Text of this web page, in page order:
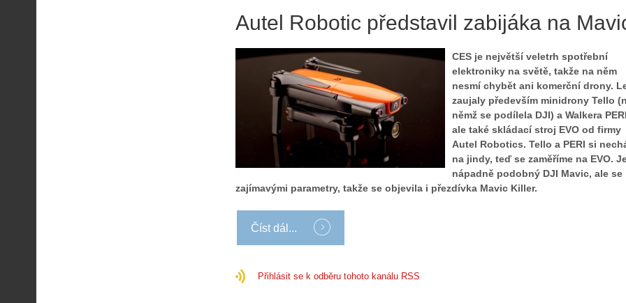
Autel Robotic představil zabijáka na
CES je největší veletrh spotřební
elektroniky na světě, takže na něm
nesmí chybět ani komerční drony.
zaujaly především minidrony Tello
němž se podílela DJI) a Walkera
ale také skládací stroj EVO od firmy
Autel Robotics. Tello a PERI si
na jindy, teď se zaměříme na EVO.
nápadně podobný DJI Mavic, ale se
zajímavými parametry, takže se objevila i přezdívka Mavic Killer.
Číst dál...
Přihlásit se k odběru tohoto kanálu RSS